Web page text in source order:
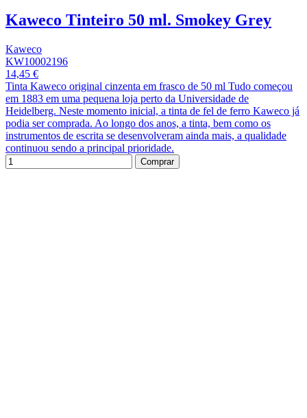
Kaweco Tinteiro 50 ml. Smokey Grey
Kaweco
KW10002196
14,45 €
Tinta Kaweco original cinzenta em frasco de 50 ml Tudo começou
em 1883 em uma pequena loja perto da Universidade de
Heidelberg. Neste momento inicial, a tinta de fel de ferro Kaweco já
podia ser comprada. Ao longo dos anos, a tinta, bem como os
instrumentos de escrita se desenvolveram ainda mais, a qualidade
continuou sendo a principal prioridade.
Comprar